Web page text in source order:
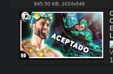
845.50 KB 1024x546